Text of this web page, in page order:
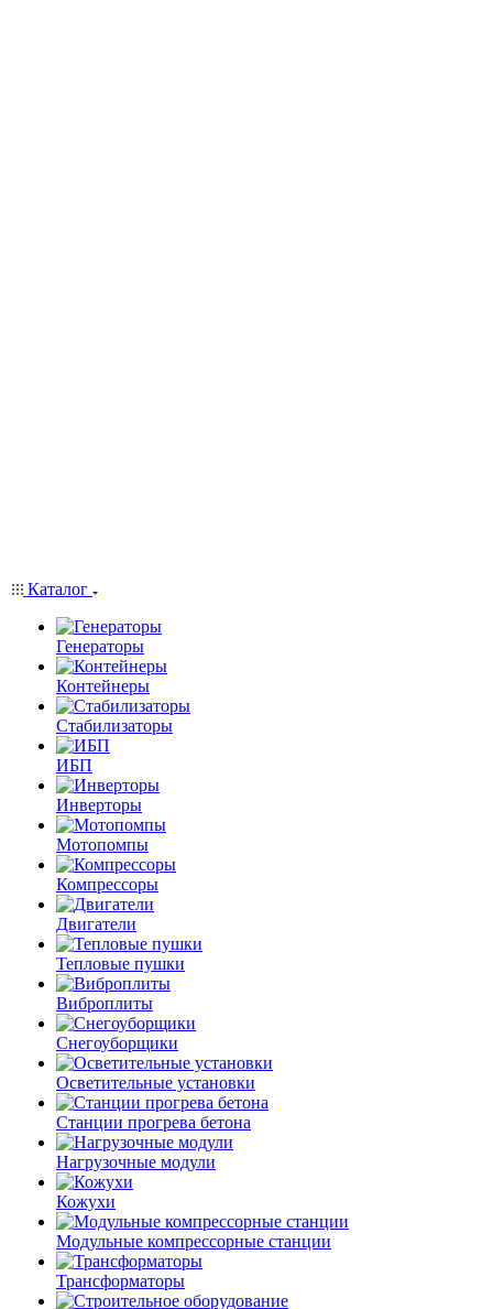
Каталог
Генераторы
Контейнеры
Стабилизаторы
ИБП
Инверторы
Мотопомпы
Компрессоры
Двигатели
Тепловые пушки
Виброплиты
Снегоуборщики
Осветительные установки
Станции прогрева бетона
Нагрузочные модули
Кожухи
Модульные компрессорные станции
Трансформаторы